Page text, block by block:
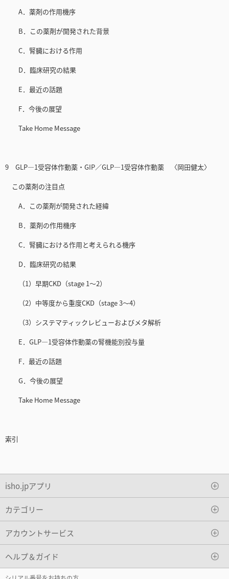
A．薬剤の作用機序
B．この薬剤が開発された背景
C．腎臓における作用
D．臨床研究の結果
E．最近の話題
F．今後の展望
Take Home Message
9 GLP—1受容体作動薬・GIP／GLP—1受容体作動薬 〈岡田健太〉
この薬剤の注目点
A．この薬剤が開発された経緯
B．薬剤の作用機序
C．腎臓における作用と考えられる機序
D．臨床研究の結果
（1）早期CKD（stage 1～2）
（2）中等度から重度CKD（stage 3～4）
（3）システマティックレビューおよびメタ解析
E．GLP—1受容体作動薬の腎機能別投与量
F．最近の話題
G．今後の展望
Take Home Message
索引
isho.jpアプリ
カテゴリー
アカウントサービス
ヘルプ＆ガイド